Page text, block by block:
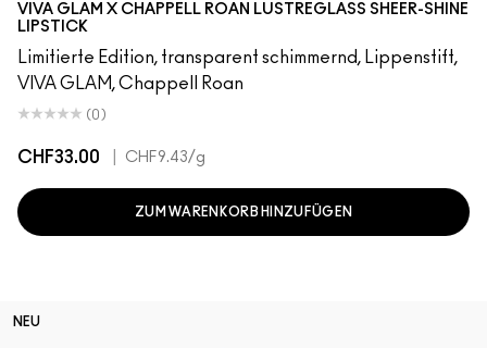
VIVA GLAM X CHAPPELL ROAN LUSTREGLASS SHEER-SHINE
LIPSTICK
Limitierte Edition, transparent schimmernd, Lippenstift,
VIVA GLAM, Chappell Roan
(0)
CHF33.00 CHF9.43/g
ZUM WARENKORB HINZUFÜGEN
NEU